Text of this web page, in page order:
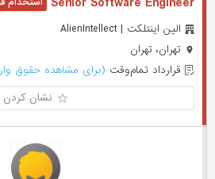
الین اینتلکت | AlienIntellect
تهران، تهران
قرارداد تمام‌وقت (برای مشاهده حقوق
نشان کردن